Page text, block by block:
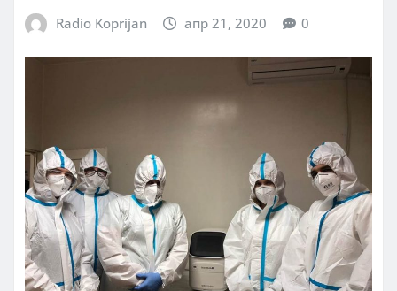
Radio Koprijan апр 21, 2020 0